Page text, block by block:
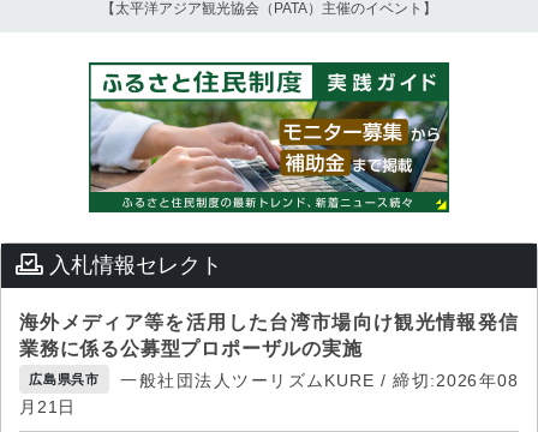
【太平洋アジア観光協会（PATA）主催のイベント】
入札情報セレクト
海外メディア等を活用した台湾市場向け観光情報発信
業務に係る公募型プロポーザルの実施
広島県呉市
一般社団法人ツーリズムKURE / 締切:2026年08
月21日